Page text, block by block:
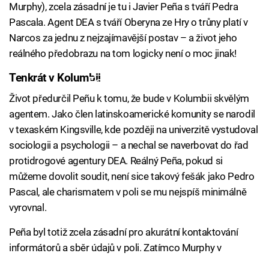
Murphy), zcela zásadní je tu i Javier Peña s tváří Pedra
Pascala. Agent DEA s tváří Oberyna ze Hry o trůny platí v
Narcos za jednu z nejzajímavější postav – a život jeho
reálného předobrazu na tom logicky není o moc jinak!
Failed to fetch
Tenkrát v Kolumbii
Život předurčil Peñu k tomu, že bude v Kolumbii skvělým
agentem. Jako člen latinskoamerické komunity se narodil
v texaském Kingsville, kde později na univerzitě vystudoval
sociologii a psychologii – a nechal se naverbovat do řad
protidrogové agentury DEA. Reálný Peña, pokud si
můžeme dovolit soudit, není sice takový fešák jako Pedro
Pascal, ale charismatem v poli se mu nejspíš minimálně
vyrovnal.
Peña byl totiž zcela zásadní pro akurátní kontaktování
informátorů a sběr údajů v poli. Zatímco Murphy v